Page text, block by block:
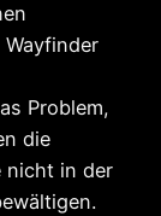
Problem,
die
nicht in der